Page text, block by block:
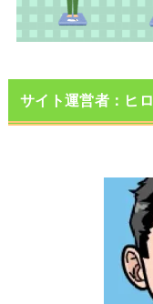
サイト運営者：ヒロ